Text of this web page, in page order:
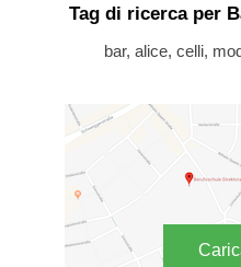
Tag di ricerca per
bar, alice, celli,